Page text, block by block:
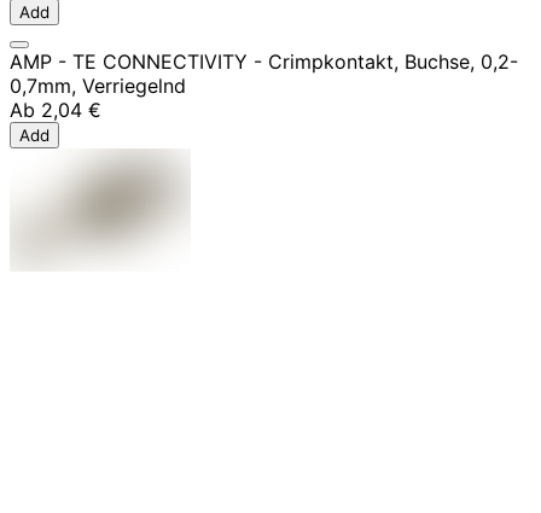
Add
AMP - TE CONNECTIVITY - Crimpkontakt, Buchse, 0,2-
0,7mm, Verriegelnd
Ab 2,04 €
Add